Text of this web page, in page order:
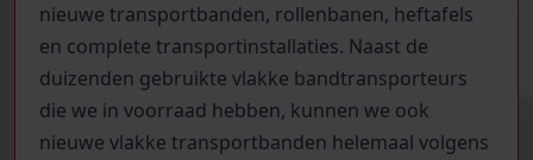
nieuwe transportbanden, rollenbanen, heftafels
en complete transportinstallaties. Naast de
duizenden gebruikte vlakke bandtransporteurs
die we in voorraad hebben, kunnen we ook
nieuwe vlakke transportbanden helemaal volgens